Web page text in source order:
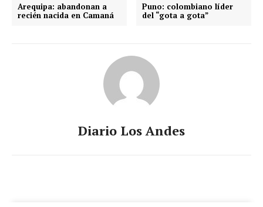
Arequipa: abandonan a
recién nacida en Camaná
Puno: colombiano líder
del “gota a gota”
Diario Los Andes